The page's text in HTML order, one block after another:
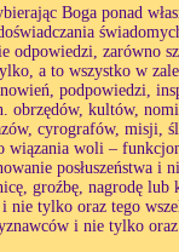
Boga ponad
odpowiedzi, zarówno
a to wszystko w
podpowiedzi,
obrzędów, kultów,
cyrografów, misji,
wiązania woli –
posłuszeństwa i
groźbę, nagrodę
i nie tylko oraz tego
i nie tylko oraz